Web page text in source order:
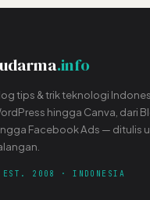
.info
tips & trik teknologi
hingga Canva, dari
Facebook Ads — ditulis
2008 · INDONESIA